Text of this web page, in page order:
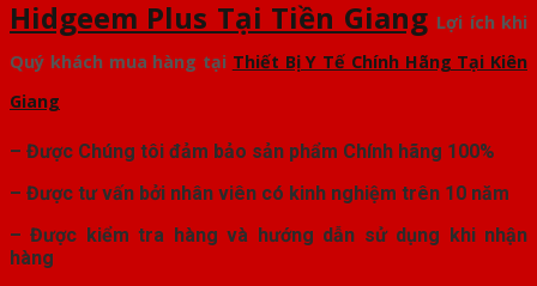
Hidgeem Plus Tại Tiền Giang Lợi ích khi
Quý khách mua hàng tại Thiết Bị Y Tế Chính Hãng Tại Kiên
Giang
– Được Chúng tôi đảm bảo sản phẩm Chính hãng 100%
– Được tư vấn bởi nhân viên có kinh nghiệm trên 10 năm
– Được kiểm tra hàng và hướng dẫn sử dụng khi nhận
hàng